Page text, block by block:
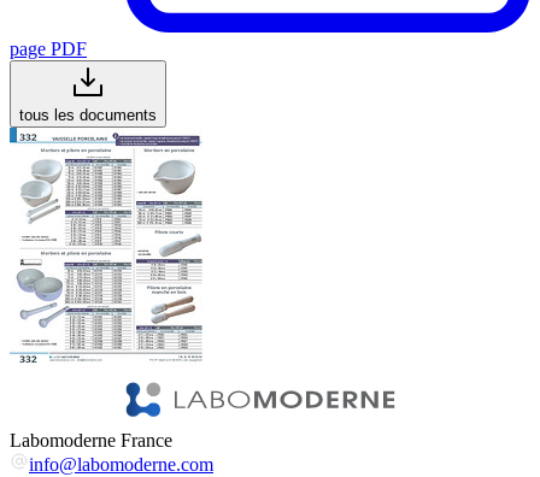
page PDF
tous les documents
Labomoderne France
info@labomoderne.com